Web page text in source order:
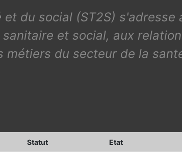
du social (ST2S) s'adresse
et social, aux
du secteur de la
Statut Etat